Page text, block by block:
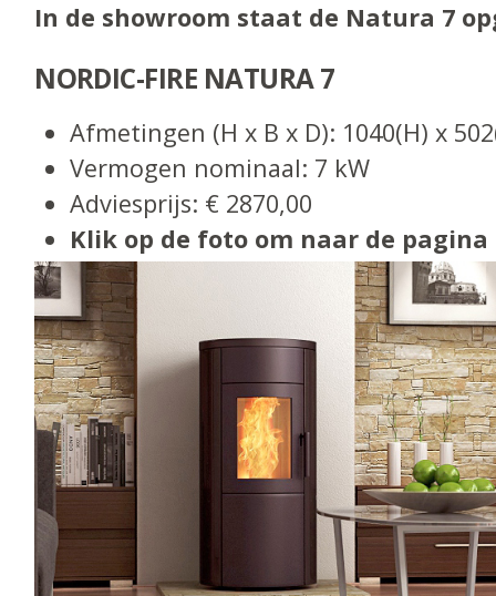
In de showroom staat de Natura 7
NORDIC-FIRE NATURA 7
Afmetingen (H x B x D): 1040(H) x
Vermogen nominaal: 7 kW
Adviesprijs: € 2870,00
Klik op de foto om naar de